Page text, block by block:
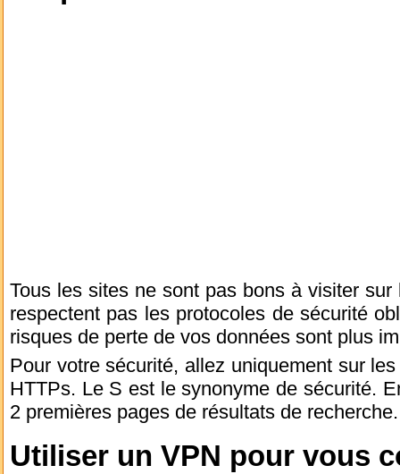
Tous les sites ne sont pas bons à visiter
respectent pas les protocoles de sécurité
risques de perte de vos données sont plus
Pour votre sécurité, allez uniquement sur
HTTPs. Le S est le synonyme de sécurité.
2 premières pages de résultats de recherche.
Utiliser un VPN pour vous